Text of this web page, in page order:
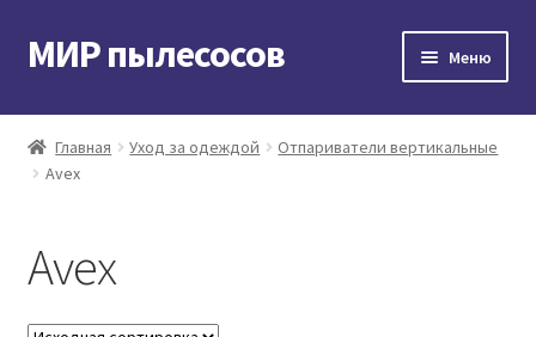
Перейти
к
Перейти
к
МИР пылесосов Меню
Главная
Мой аккаунт
Главная Уход за одеждой
Отпариватели вертикальные
Avex
Avex